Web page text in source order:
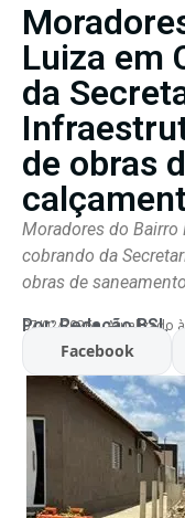
Luiza em
da
de obras
Moradores do Bairro
cobrando da
obras de
Por:Redação BSL
07/02/2026 Atualizado
Facebook